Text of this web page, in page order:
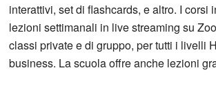
interattivi, set di flashcards, e altro. I corsi
lezioni settimanali in live streaming su
classi private e di gruppo, per tutti i livelli
business. La scuola offre anche lezioni